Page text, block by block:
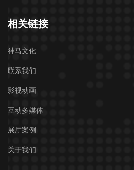
相关链接
神马文化
联系我们
影视动画
互动多媒体
展厅案例
关于我们